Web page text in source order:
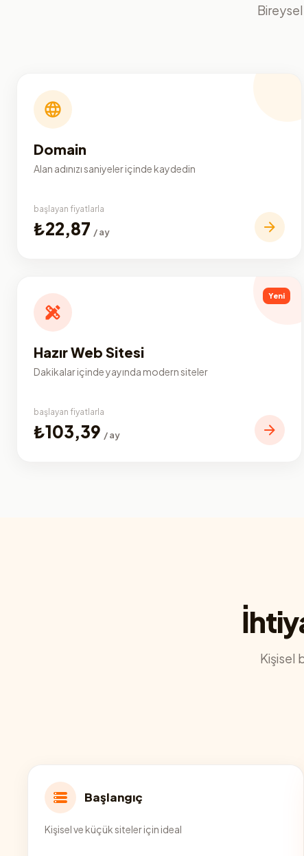
Domain
Alan adınızı saniyeler içinde kaydedin
başlayan fiyatlarla
₺22,87 / ay
Yeni
Hazır Web Sitesi
Dakikalar içinde yayında modern siteler
başlayan fiyatlarla
₺103,39 / ay
Kişisel
Başlangıç
Kişisel ve küçük siteler için ideal